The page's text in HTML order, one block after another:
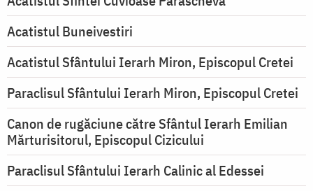
Acatistul Buneivestiri
Acatistul Sfântului Ierarh Miron, Episcopul Cretei
Paraclisul Sfântului Ierarh Miron, Episcopul Cretei
Canon de rugăciune către Sfântul Ierarh Emilian
Mărturisitorul, Episcopul Cizicului
Paraclisul Sfântului Ierarh Calinic al Edessei